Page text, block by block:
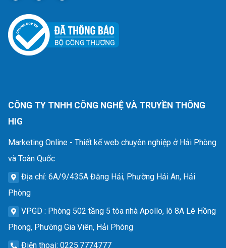
CÔNG TY TNHH CÔNG NGHỆ VÀ TRUYỀN THÔNG
HIG
Marketing Online - Thiết kế web chuyên nghiệp ở Hải Phòng
và Toàn Quốc
Địa chỉ: 6A/9/435A Đằng Hải, Phường Hải An, Hải
Phòng
VPGD : Phòng 502 tầng 5 tòa nhà Apollo, lô 8A Lê Hồng
Phong, Phường Gia Viên, Hải Phòng
Điện thoại: 0225.7774777